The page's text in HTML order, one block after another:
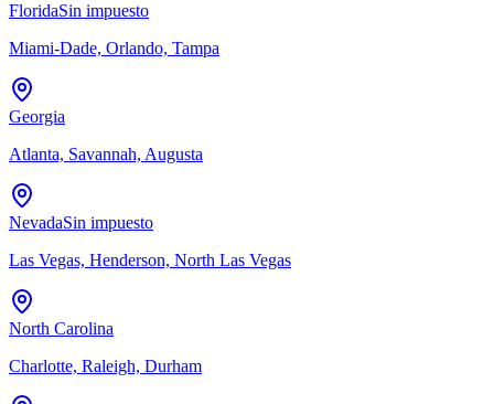
FloridaSin impuesto
Miami-Dade, Orlando, Tampa
Georgia
Atlanta, Savannah, Augusta
NevadaSin impuesto
Las Vegas, Henderson, North Las Vegas
North Carolina
Charlotte, Raleigh, Durham